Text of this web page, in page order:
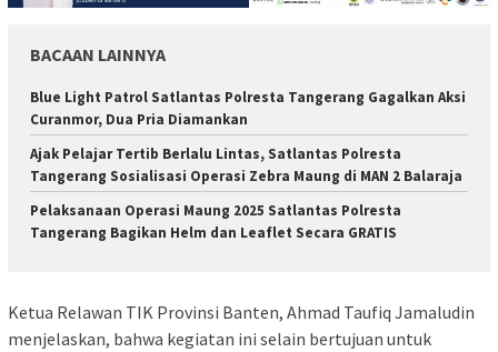
BACAAN LAINNYA
Blue Light Patrol Satlantas Polresta Tangerang Gagalkan Aksi
Curanmor, Dua Pria Diamankan
Ajak Pelajar Tertib Berlalu Lintas, Satlantas Polresta
Tangerang Sosialisasi Operasi Zebra Maung di MAN 2 Balaraja
Pelaksanaan Operasi Maung 2025 Satlantas Polresta
Tangerang Bagikan Helm dan Leaflet Secara GRATIS
Ketua Relawan TIK Provinsi Banten, Ahmad Taufiq Jamaludin
menjelaskan, bahwa kegiatan ini selain bertujuan untuk